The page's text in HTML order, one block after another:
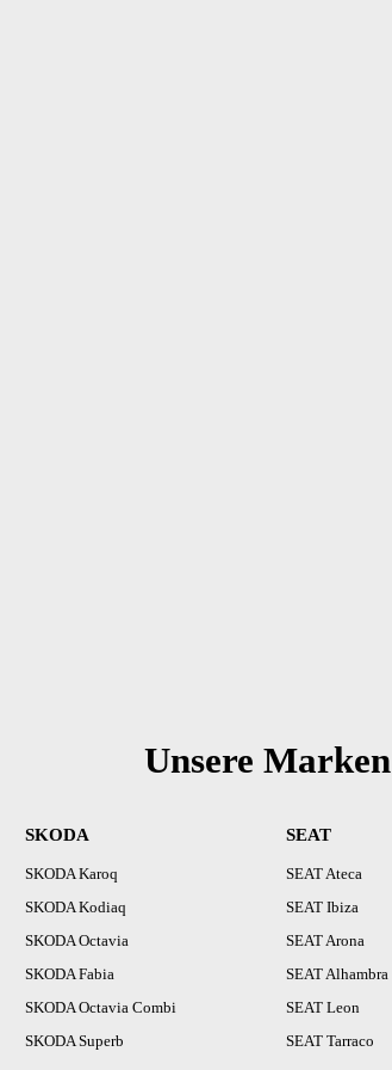
Unsere Marken
SKODA
SKODA Karoq
SKODA Kodiaq
SKODA Octavia
SKODA Fabia
SKODA Octavia Combi
SKODA Superb
SEAT
SEAT Ateca
SEAT Ibiza
SEAT Arona
SEAT Alhambra
SEAT Leon
SEAT Tarraco